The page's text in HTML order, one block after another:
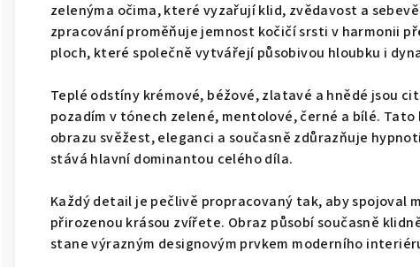
zelenýma očima, které vyzařují klid, zvědavost a
zpracování proměňuje jemnost kočičí srsti v harmonii
ploch, které společně vytvářejí působivou hloubku i
Teplé odstíny krémové, béžové, zlatavé a hnědé jsou
pozadím v tónech zelené, mentolové, černé a bílé.
obrazu svěžest, eleganci a současně zdůrazňuje
stává hlavní dominantou celého díla.
Každý detail je pečlivě propracovaný tak, aby spojoval
přirozenou krásou zvířete. Obraz působí současně
stane výrazným designovým prvkem moderního